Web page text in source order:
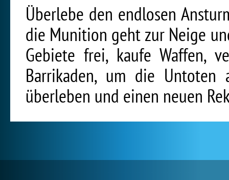
Überlebe den endlosen
die Munition geht zur Neige
Gebiete frei, kaufe Waffen,
Barrikaden, um die Untoten
überleben und einen neuen